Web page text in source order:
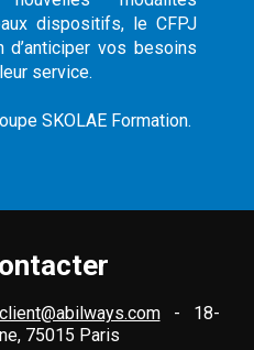
dispositifs, le CFPJ
vos besoins
service.
SKOLAE Formation.
- 18-
75015 Paris